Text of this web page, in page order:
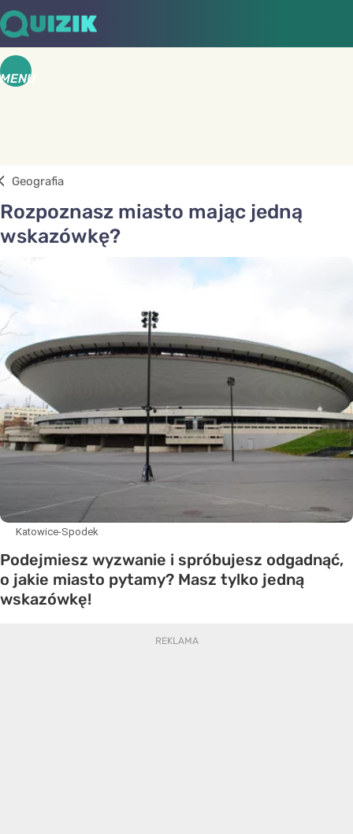
MENU
Geografia
Rozpoznasz miasto mając jedną
wskazówkę?
Katowice-Spodek
Podejmiesz wyzwanie i spróbujesz odgadnąć,
o jakie miasto pytamy? Masz tylko jedną
wskazówkę!